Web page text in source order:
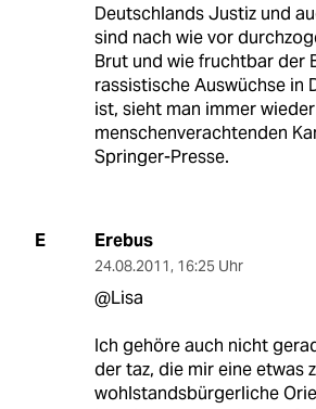
Deutschlands Justiz und
sind nach wie vor
Brut und wie fruchtbar der
rassistische Auswüchse in
ist, sieht man immer
menschenverachtenden
Springer-Presse.
E Erebus
24.08.2011, 16:25 Uhr
@Lisa
Ich gehöre auch nicht
der taz, die mir eine etwas
wohlstandsbürgerliche